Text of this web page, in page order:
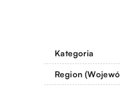
Kategoria
Region